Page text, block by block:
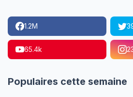
1.2M
65.4k
Populaires cette semaine